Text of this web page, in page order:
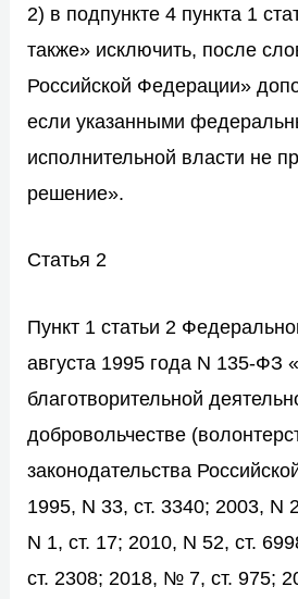
2) в подпункте 4 пункта 1
также» исключить, после
Российской Федерации»
если указанными
исполнительной власти не
решение».
Статья 2
Пункт 1 статьи 2
августа 1995 года N 135-ФЗ
благотворительной
добровольчестве
законодательства
1995, N 33, ст. 3340; 2003, N
N 1, ст. 17; 2010, N 52, ст.
ст. 2308; 2018, № 7, ст. 975;